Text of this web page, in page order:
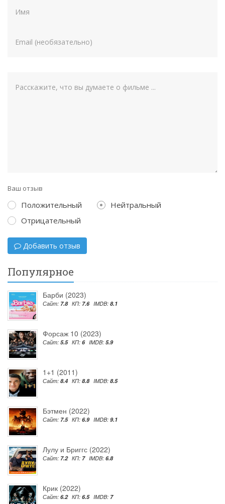
Ваш отзыв
Положительный
Нейтральный
Отрицательный
Добавить отзыв
Популярное
Барби (2023)
Сайт: 7.8 КП: 7.6 IMDB: 8.1
Форсаж 10 (2023)
Сайт: 5.5 КП: 6 IMDB: 5.9
1+1 (2011)
Сайт: 8.4 КП: 8.8 IMDB: 8.5
Бэтмен (2022)
Сайт: 7.5 КП: 6.9 IMDB: 9.1
Лулу и Бриггс (2022)
Сайт: 7.2 КП: 7 IMDB: 6.8
Крик (2022)
Сайт: 6.2 КП: 6.5 IMDB: 7